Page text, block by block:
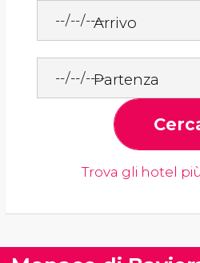
Arrivo
Partenza
Trova gli hotel